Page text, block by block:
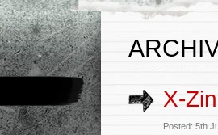
X-
Posted: 5th